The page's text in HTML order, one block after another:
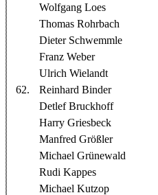
Wolfgang Loes
Thomas Rohrbach
Dieter Schwemmle
Franz Weber
Ulrich Wielandt
62.
Reinhard Binder
Detlef Bruckhoff
Harry Griesbeck
Manfred Größler
Michael Grünewald
Rudi Kappes
Michael Kutzop